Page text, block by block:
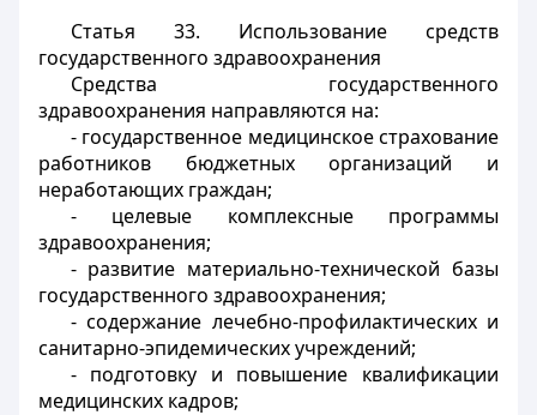
Статья 33. Использование средств
государственного здравоохранения
Средства государственного
здравоохранения направляются на:
- государственное медицинское страхование
работников бюджетных организаций и
неработающих граждан;
- целевые комплексные программы
здравоохранения;
- развитие материально-технической базы
государственного здравоохранения;
- содержание лечебно-профилактических и
санитарно-эпидемических учреждений;
- подготовку и повышение квалификации
медицинских кадров;